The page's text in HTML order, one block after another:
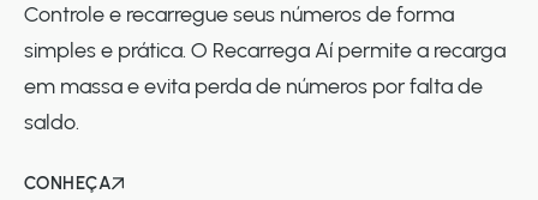
Controle e recarregue seus números de forma
simples e prática. O Recarrega Aí permite a recarga
em massa e evita perda de números por falta de
saldo.
CONHEÇA